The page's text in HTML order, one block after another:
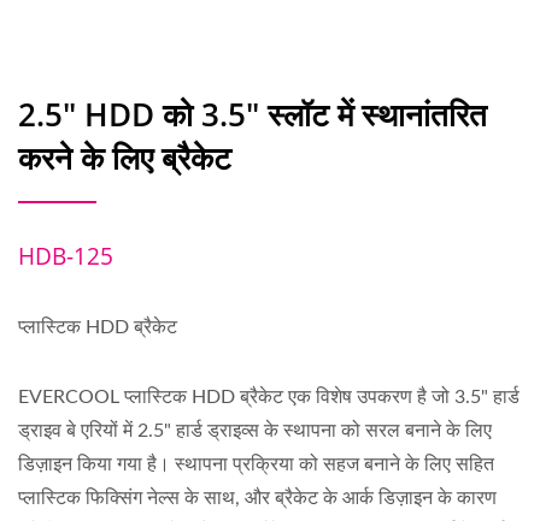
2.5" HDD को 3.5" स्लॉट में स्थानांतरित
करने के लिए ब्रैकेट
HDB-125
प्लास्टिक HDD ब्रैकेट
EVERCOOL प्लास्टिक HDD ब्रैकेट एक विशेष उपकरण है जो 3.5" हार्ड
ड्राइव बे एरियों में 2.5" हार्ड ड्राइव्स के स्थापना को सरल बनाने के लिए
डिज़ाइन किया गया है। स्थापना प्रक्रिया को सहज बनाने के लिए सहित
प्लास्टिक फिक्सिंग नेल्स के साथ, और ब्रैकेट के आर्क डिज़ाइन के कारण